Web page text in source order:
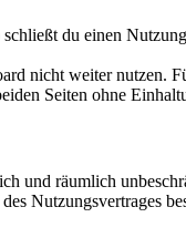
du einen
nicht weiter
Seiten ohne
und räumlich
Nutzungsvertrages